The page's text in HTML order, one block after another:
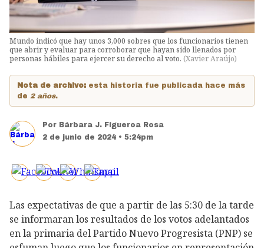
Mundo indicó que hay unos 3,000 sobres que los funcionarios tienen
que abrir y evaluar para corroborar que hayan sido llenados por
personas hábiles para ejercer su derecho al voto. (Xavier Araújo)
Nota de archivo: esta historia fue publicada hace más
de 2 años.
Por Bárbara J. Figueroa Rosa
2 de junio de 2024 • 5:24pm
Las expectativas de que a partir de las 5:30 de la tarde
se informaran los resultados de los votos adelantados
en la primaria del Partido Nuevo Progresista (PNP) se